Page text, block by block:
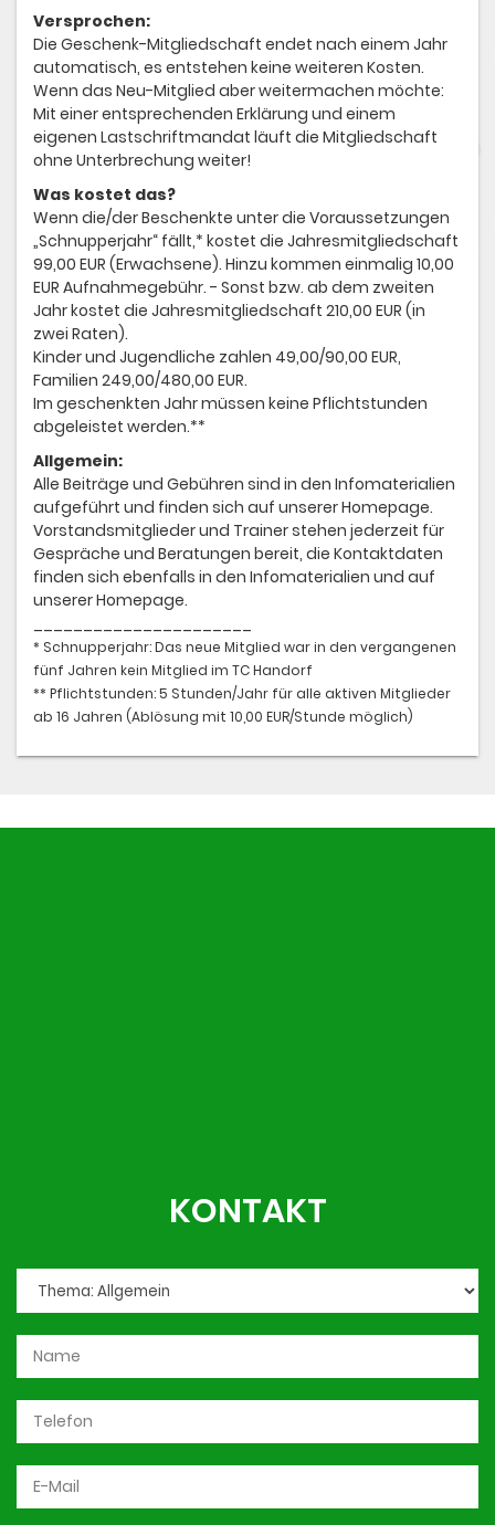
Versprochen:
Die Geschenk-Mitgliedschaft endet nach einem Jahr
automatisch, es entstehen keine weiteren Kosten.
Wenn das Neu-Mitglied aber weitermachen möchte:
Mit einer entsprechenden Erklärung und einem
eigenen Lastschriftmandat läuft die Mitgliedschaft
ohne Unterbrechung weiter!
Was kostet das?
Wenn die/der Beschenkte unter die Voraussetzungen
„Schnupperjahr“ fällt,* kostet die Jahresmitgliedschaft
99,00 EUR (Erwachsene). Hinzu kommen einmalig 10,00
EUR Aufnahmegebühr. - Sonst bzw. ab dem zweiten
Jahr kostet die Jahresmitgliedschaft 210,00 EUR (in
zwei Raten).
Kinder und Jugendliche zahlen 49,00/90,00 EUR,
Familien 249,00/480,00 EUR.
Im geschenkten Jahr müssen keine Pflichtstunden
abgeleistet werden.**
Allgemein:
Alle Beiträge und Gebühren sind in den Infomaterialien
aufgeführt und finden sich auf unserer Homepage.
Vorstandsmitglieder und Trainer stehen jederzeit für
Gespräche und Beratungen bereit, die Kontaktdaten
finden sich ebenfalls in den Infomaterialien und auf
unserer Homepage.
* Schnupperjahr: Das neue Mitglied war in den vergangenen
fünf Jahren kein Mitglied im TC Handorf
** Pflichtstunden: 5 Stunden/Jahr für alle aktiven Mitglieder
ab 16 Jahren (Ablösung mit 10,00 EUR/Stunde möglich)
KONTAKT